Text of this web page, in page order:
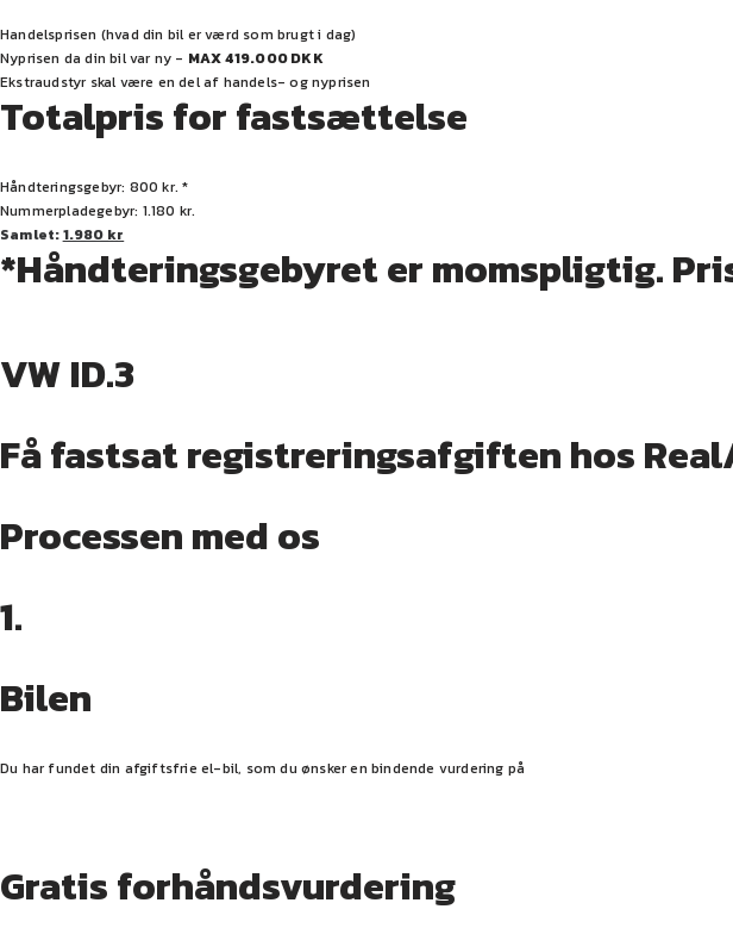
Handelsprisen (hvad din bil er værd som brugt i dag)
Nyprisen da din bil var ny - MAX 419.000 DKK
Ekstraudstyr skal være en del af handels- og nyprisen
Totalpris for fastsættelse
Håndteringsgebyr: 800 kr. *
Nummerpladegebyr: 1.180 kr.
Samlet:1.980 kr
*Håndteringsgebyret er momspligtig.
VW ID.3
Få fastsat registreringsafgiften hos
Processen med os
1.
Bilen
Du har fundet din afgiftsfrie el-bil, som du ønsker en bindende vurdering på
Gratis forhåndsvurdering